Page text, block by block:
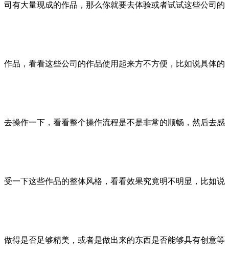
司有大量现成的作品，那么你就要去体验或者试试这些公司的
作品，看看这些公司的作品使用起来方不方便，比如说具体的
去操作一下，看看整个操作流程是不是非常的顺畅，然后去感
受一下这些作品的整体风格，看看效果究竟明不明显，比如说
做得是否足够精美，或者是做出来的东西是否能够具有创意等